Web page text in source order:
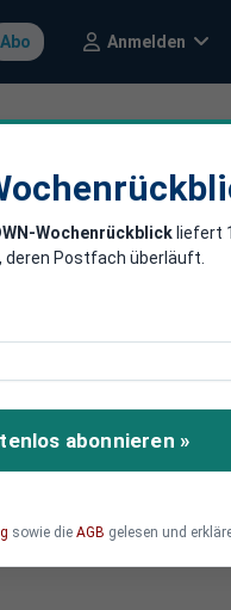
Abo Anmelden
nicht
über
– sondern
Wochenrückblick liefert
deren Postfach überläuft.
abonnieren »
sowie die AGB gelesen und